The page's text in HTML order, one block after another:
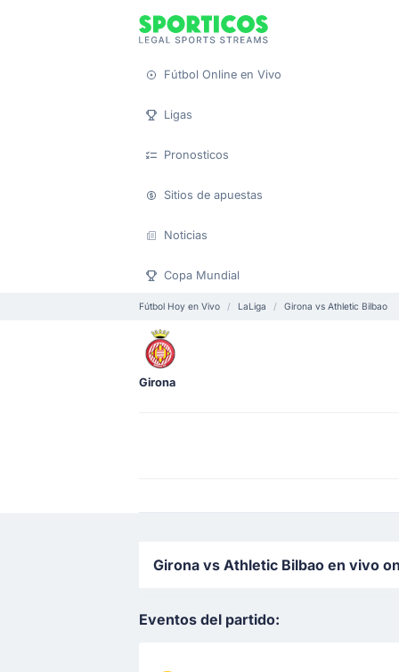
Fútbol Online en Vivo
Ligas
Pronosticos
Sitios de apuestas
Noticias
Copa Mundial
Fútbol Hoy en Vivo LaLiga Girona vs Athletic Bilbao
Girona
Girona vs Athletic Bilbao en vivo
Eventos del partido: